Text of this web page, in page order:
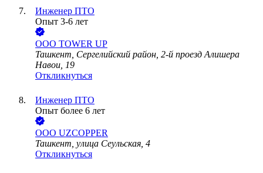
Инженер ПТО
Опыт 3-6 лет
ООО TOWER UP
Ташкент, Сергелийский район, 2-й проезд Алишера
Навои, 19
Откликнуться
Инженер ПТО
Опыт более 6 лет
ООО UZCOPPER
Ташкент, улица Сеульская, 4
Откликнуться